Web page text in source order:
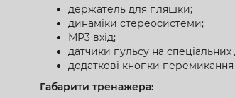
держатель для пляшки;
динаміки стереосистеми;
МР3 вхід;
датчики пульсу на
додаткові кнопки перемикання
Габарити тренажера: